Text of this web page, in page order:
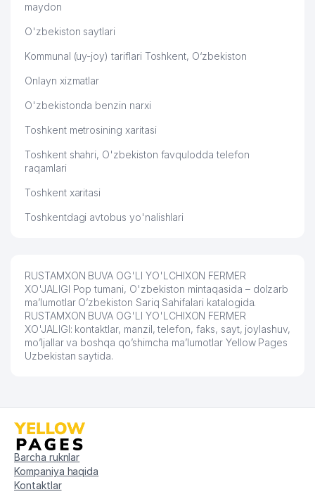
maydon
O'zbekiston saytlari
Kommunal (uy-joy) tariflari Toshkent, O‘zbekiston
Onlayn xizmatlar
O'zbekistonda benzin narxi
Toshkent metrosining xaritasi
Toshkent shahri, O'zbekiston favqulodda telefon
raqamlari
Toshkent xaritasi
Toshkentdagi avtobus yo'nalishlari
RUSTAMXON BUVA OG'LI YO'LCHIXON FERMER
XO'JALIGI Pop tumani, O'zbekiston mintaqasida – dolzarb
ma’lumotlar O’zbekiston Sariq Sahifalari katalogida.
RUSTAMXON BUVA OG'LI YO'LCHIXON FERMER
XO'JALIGI: kontaktlar, manzil, telefon, faks, sayt, joylashuv,
mo’ljallar va boshqa qo’shimcha ma’lumotlar Yellow Pages
Uzbekistan saytida.
Barcha ruknlar
Kompaniya haqida
Kontaktlar